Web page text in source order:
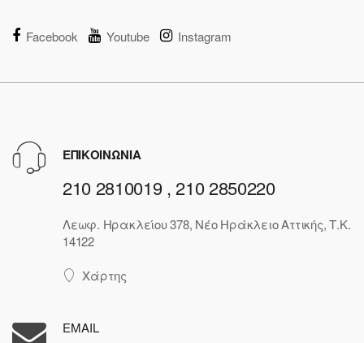
Facebook Youtube Instagram
ΕΠΙΚΟΙΝΩΝΙΑ
210 2810019 , 210 2850220
Λεωφ. Ηρακλείου 378, Νέο Ηράκλειο Αττικής, Τ.Κ.
14122
Χάρτης
EMAIL